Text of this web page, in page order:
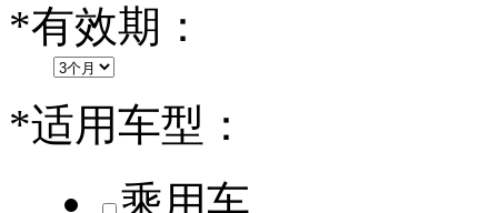
*有效期：
*适用车型：
乘用车